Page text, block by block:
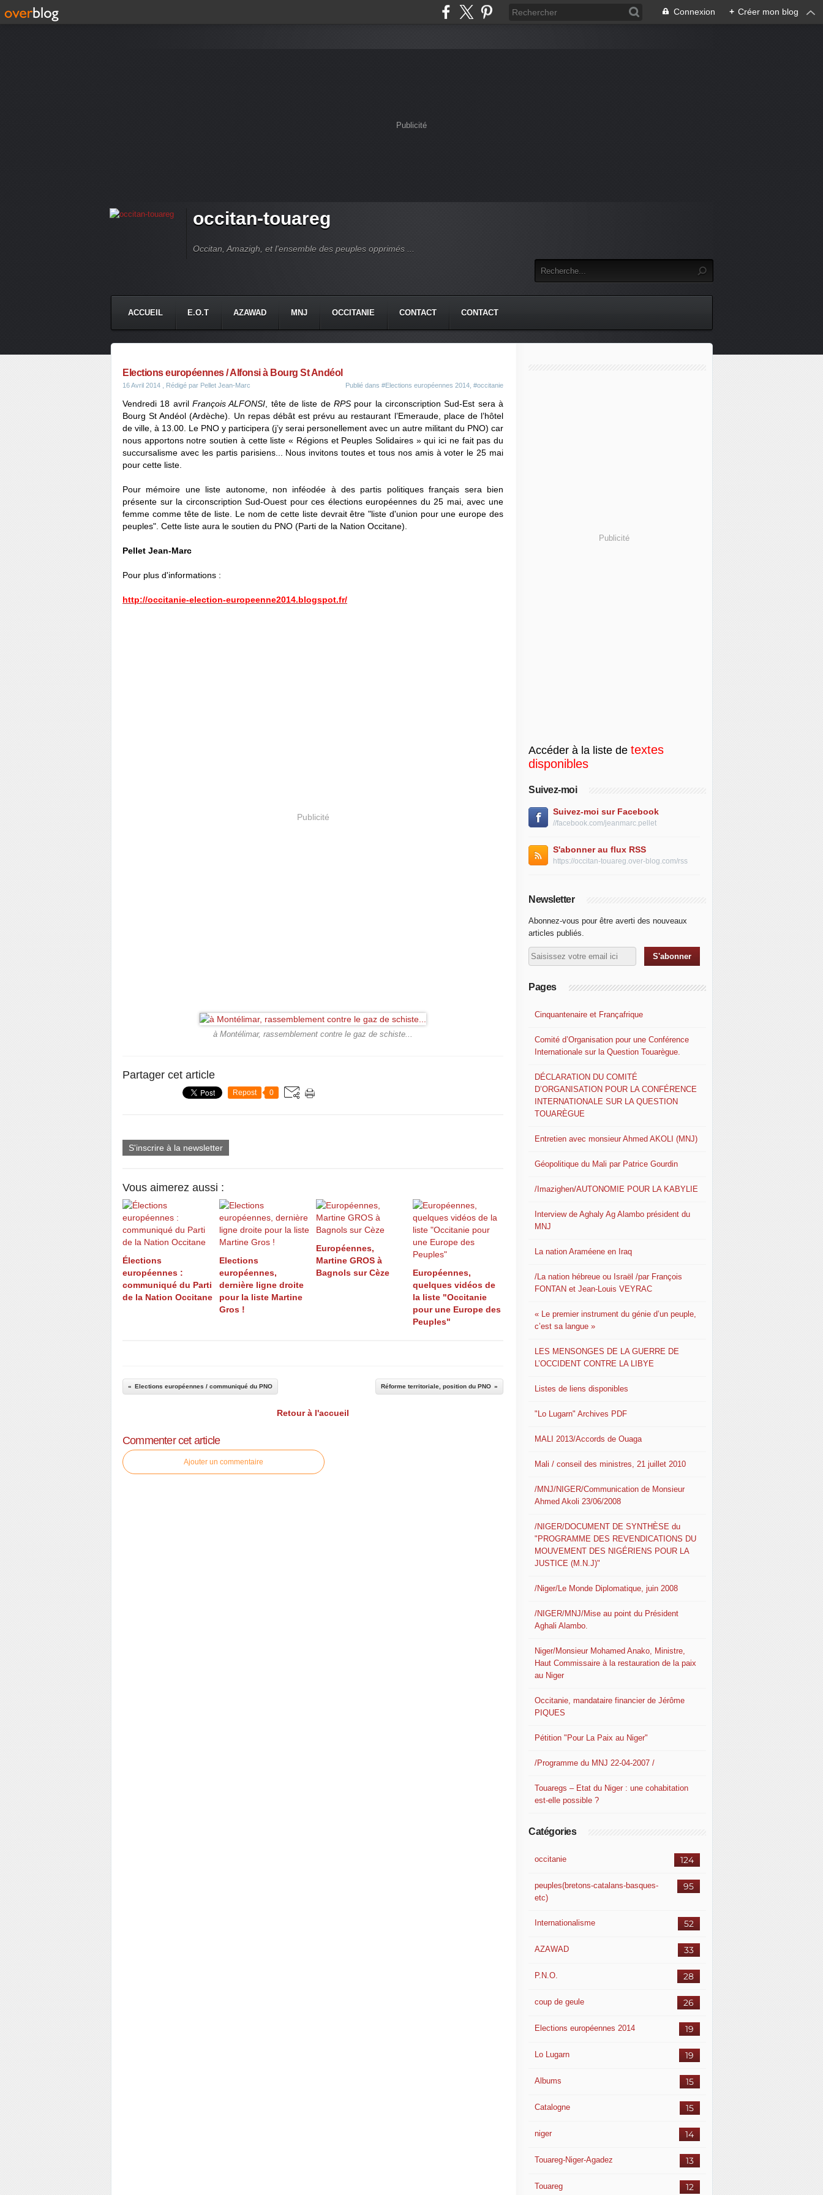
Connexion + Créer mon blog
Publicité
occitan-touareg
Occitan, Amazigh, et l'ensemble des peuples opprimés ...
ACCUEIL E.O.T AZAWAD MNJ OCCITANIE CONTACT CONTACT
Elections européennes / Alfonsi à Bourg St Andéol
16 Avril 2014 , Rédigé par Pellet Jean-Marc Publié dans #Elections européennes 2014 #occitanie
Vendredi 18 avril François ALFONSI , tête de liste deRPS pour la circonscription Sud-Est sera à
Bourg St Andéol (Ardèche). Un repas débât est prévu au restaurant l’Emeraude, place de l’hôtel
de ville, à 13.00. Le PNO y participera (j’y serai personellement avec un autre militant du PNO) car
nous apportons notre soutien à cette liste « Régions et Peuples Solidaires » qui ici ne fait pas du
succursalisme avec les partis parisiens... Nous invitons toutes et tous nos amis à voter le 25 mai
pour cette liste.
Pour mémoire une liste autonome, non inféodée à des partis politiques français sera bien
présente sur la circonscription Sud-Ouest pour ces élections européennes du 25 mai, avec une
femme comme tête de liste. Le nom de cette liste devrait être "liste d'union pour une europe des
peuples". Cette liste aura le soutien du PNO (Parti de la Nation Occitane).
Pellet Jean-Marc
Pour plus d'informations :
http://occitanie-election-europeenne2014.blogspot.fr/
Publicité
à Montélimar, rassemblement contre le gaz de schiste...
Partager cet article
Repost 0
S'inscrire à la newsletter
Vous aimerez aussi :
Élections
européennes :
communiqué du Parti
de la Nation Occitane
Elections
européennes,
dernière ligne droite
pour la liste Martine
Gros !
Européennes,
Martine GROS à
Bagnols sur Cèze
Européennes,
quelques vidéos de
la liste "Occitanie
pour une Europe des
Peuples"
Elections européennes / communiqué du PNO Réforme territoriale, position du PNO
Retour à l'accueil
Commenter cet article
Ajouter un commentaire
Publicité
Accéder à la liste de textes
disponibles
Suivez-moi
Suivez-moi sur Facebook
//facebook.com/jeanmarc.pellet
S'abonner au flux RSS
https://occitan-touareg.over-blog.com/rss
Newsletter
Abonnez-vous pour être averti des nouveaux
articles publiés.
Pages
Cinquantenaire et Françafrique
Comité d’Organisation pour une Conférence
Internationale sur la Question Touarègue.
DÉCLARATION DU COMITÉ
D’ORGANISATION POUR LA CONFÉRENCE
INTERNATIONALE SUR LA QUESTION
TOUARÈGUE
Entretien avec monsieur Ahmed AKOLI (MNJ)
Géopolitique du Mali par Patrice Gourdin
/Imazighen/AUTONOMIE POUR LA KABYLIE
Interview de Aghaly Ag Alambo président du
MNJ
La nation Araméene en Iraq
/La nation hébreue ou Israël /par François
FONTAN et Jean-Louis VEYRAC
« Le premier instrument du génie d’un peuple,
c’est sa langue »
LES MENSONGES DE LA GUERRE DE
L’OCCIDENT CONTRE LA LIBYE
Listes de liens disponibles
"Lo Lugarn" Archives PDF
MALI 2013/Accords de Ouaga
Mali / conseil des ministres, 21 juillet 2010
/MNJ/NIGER/Communication de Monsieur
Ahmed Akoli 23/06/2008
/NIGER/DOCUMENT DE SYNTHÈSE du
"PROGRAMME DES REVENDICATIONS DU
MOUVEMENT DES NIGÉRIENS POUR LA
JUSTICE (M.N.J)"
/Niger/Le Monde Diplomatique, juin 2008
/NIGER/MNJ/Mise au point du Président
Aghali Alambo.
Niger/Monsieur Mohamed Anako, Ministre,
Haut Commissaire à la restauration de la paix
au Niger
Occitanie, mandataire financier de Jérôme
PIQUES
Pétition "Pour La Paix au Niger"
/Programme du MNJ 22-04-2007 /
Touaregs – Etat du Niger : une cohabitation
est-elle possible ?
Catégories
124
occitanie
95
peuples(bretons-catalans-basques-
etc)
52
Internationalisme
33
AZAWAD
28
P.N.O.
26
coup de geule
19
Elections européennes 2014
19
Lo Lugarn
15
Albums
15
Catalogne
14
niger
13
Touareg-Niger-Agadez
12
Touareg